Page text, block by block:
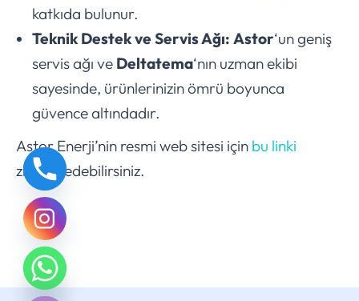
katkıda bulunur.
Teknik Destek ve Servis Ağı: Astor‘un geniş
servis ağı ve Deltatema‘nın uzman ekibi
sayesinde, ürünlerinizin ömrü boyunca
güvence altındadır.
Astor Enerji’nin resmi web sitesi için bu linki
ziyaret edebilirsiniz.
Hide
chaty